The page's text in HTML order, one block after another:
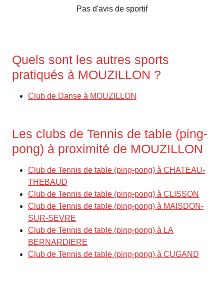
Pas d'avis de sportif
Quels sont les autres sports
pratiqués à MOUZILLON ?
Club de Danse à MOUZILLON
Les clubs de Tennis de table (ping-
pong) à proximité de MOUZILLON
Club de Tennis de table (ping-pong) à CHATEAU-
THEBAUD
Club de Tennis de table (ping-pong) à CLISSON
Club de Tennis de table (ping-pong) à MAISDON-
SUR-SEVRE
Club de Tennis de table (ping-pong) à LA
BERNARDIERE
Club de Tennis de table (ping-pong) à CUGAND